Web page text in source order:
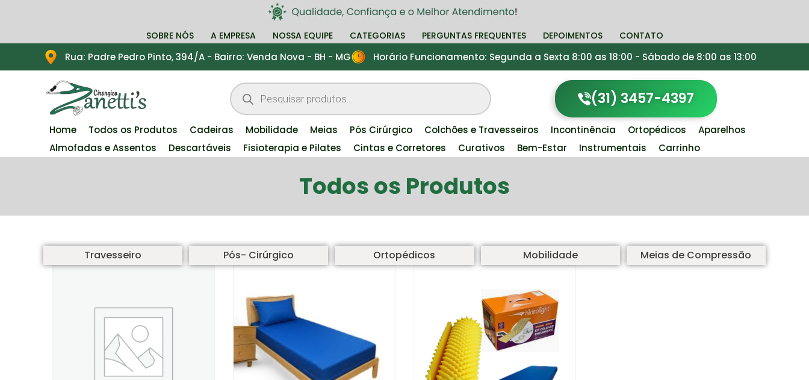
SOBRE NÓS A EMPRESA NOSSA EQUIPE CATEGORIAS PERGUNTAS FREQUENTES DEPOIMENTOS CONTATO
Rua: Padre Pedro Pinto, 394/A - Bairro: Venda Nova - BH - MG Horário Funcionamento: Segunda a Sexta 8:00 as 18:00 - Sábado de 8:00 as 13:00
(31) 3457-4397
Home Todos os Produtos Cadeiras Mobilidade Meias Pós Cirúrgico Colchões e Travesseiros Incontinência Ortopédicos
Aparelhos
Almofadas e Assentos
Descartáveis Fisioterapia e Pilates Cintas e Corretores Curativos Bem-Estar Instrumentais Carrinho
Todos os Produtos
Travesseiro Pós- Cirúrgico Ortopédicos Mobilidade Meias de Compressão